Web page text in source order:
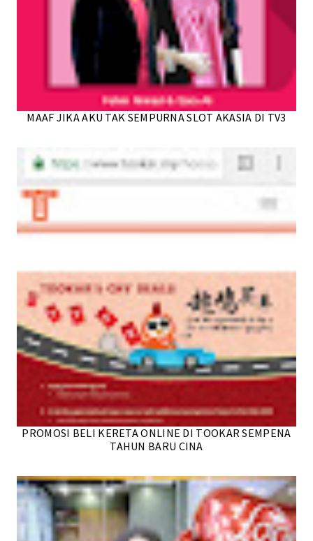
MAAF JIKA AKU TAK SEMPURNA SLOT AKASIA DI TV3
PROMOSI BELI KERETA ONLINE DI TOOKAR SEMPENA
TAHUN BARU CINA